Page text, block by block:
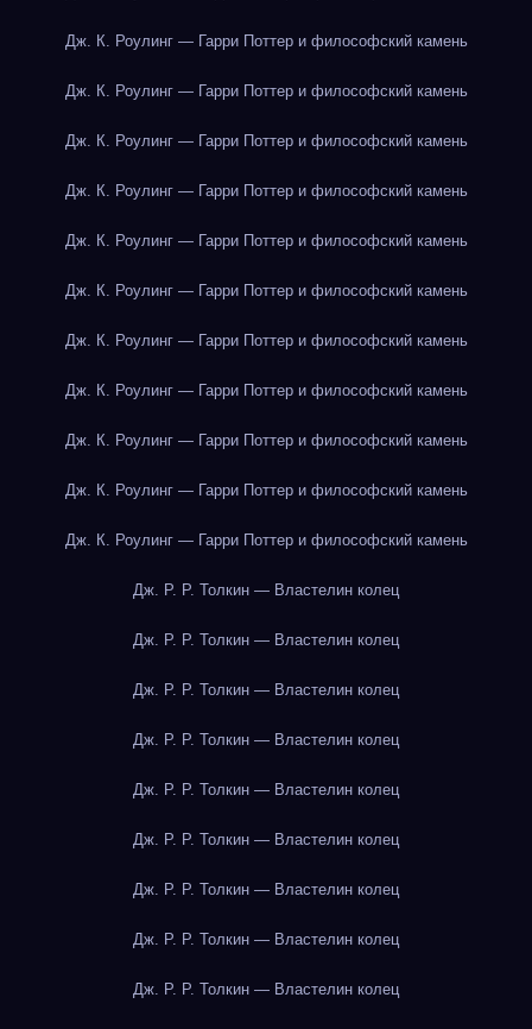
Дж. К. Роулинг — Гарри Поттер и философский камень
Дж. К. Роулинг — Гарри Поттер и философский камень
Дж. К. Роулинг — Гарри Поттер и философский камень
Дж. К. Роулинг — Гарри Поттер и философский камень
Дж. К. Роулинг — Гарри Поттер и философский камень
Дж. К. Роулинг — Гарри Поттер и философский камень
Дж. К. Роулинг — Гарри Поттер и философский камень
Дж. К. Роулинг — Гарри Поттер и философский камень
Дж. К. Роулинг — Гарри Поттер и философский камень
Дж. К. Роулинг — Гарри Поттер и философский камень
Дж. К. Роулинг — Гарри Поттер и философский камень
Дж. Р. Р. Толкин — Властелин колец
Дж. Р. Р. Толкин — Властелин колец
Дж. Р. Р. Толкин — Властелин колец
Дж. Р. Р. Толкин — Властелин колец
Дж. Р. Р. Толкин — Властелин колец
Дж. Р. Р. Толкин — Властелин колец
Дж. Р. Р. Толкин — Властелин колец
Дж. Р. Р. Толкин — Властелин колец
Дж. Р. Р. Толкин — Властелин колец